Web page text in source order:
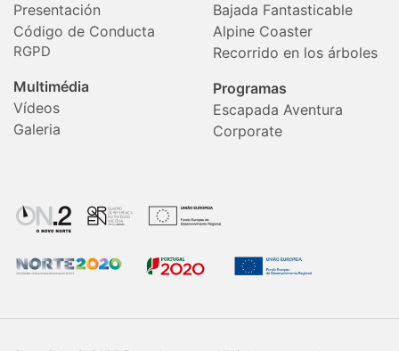
Presentación
Código de Conducta
RGPD
Multimédia
Vídeos
Galeria
Bajada Fantasticable
Alpine Coaster
Recorrido en los árboles
Programas
Escapada Aventura
Corporate